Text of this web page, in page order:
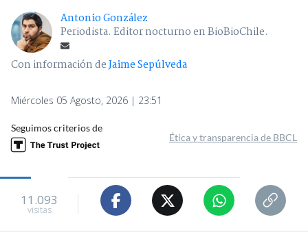
Antonio González
Periodista. Editor nocturno en BioBioChile.
Con información deJaime Sepúlveda
Miércoles 05 Agosto, 2026 | 23:51
Seguimos criterios de
Ética y transparencia de BBCL
11.093
visitas